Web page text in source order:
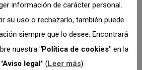
de la FMA
con
información de carácter personal.
su uso o rechazarlo, también puede
siempre que lo desee. Encontrará
nuestra "Política de cookies"en la
"Aviso legal"(Leer más).